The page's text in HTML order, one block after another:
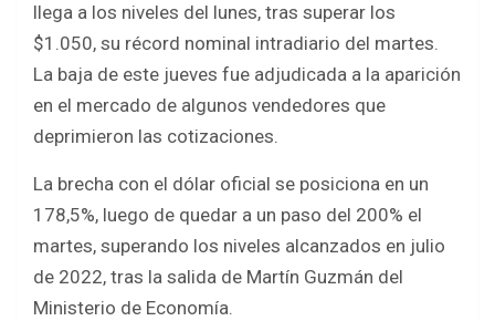
llega a los niveles del lunes, tras superar los
$1.050, su récord nominal intradiario del martes.
La baja de este jueves fue adjudicada a la aparición
en el mercado de algunos vendedores que
deprimieron las cotizaciones.
La brecha con el dólar oficial se posiciona en un
178,5%, luego de quedar a un paso del 200% el
martes, superando los niveles alcanzados en julio
de 2022, tras la salida de Martín Guzmán del
Ministerio de Economía.